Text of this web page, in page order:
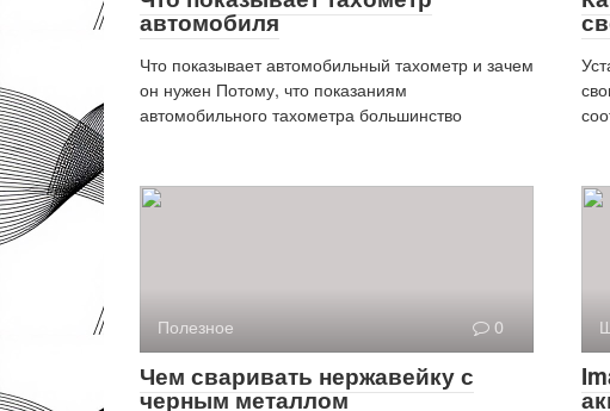
автомобиля
Что показывает автомобильный тахометр и зачем
он нужен Потому, что показаниям
автомобильного тахометра большинство
Полезное 0
Чем сваривать нержавейку с
черным металлом